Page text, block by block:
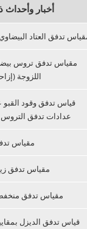
أخبار
تدفق العتاد
مقياس تدفق تروس
اللزوجة
قياس تدفق وقود
عدادات تدفق التروس
مقياس
مقياس تدفق
مقياس تدفق
قياس تدفق الديزل